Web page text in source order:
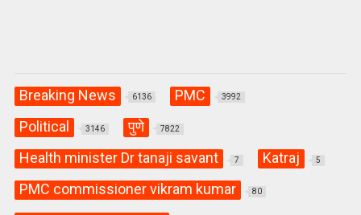
Breaking News 6136 PMC 3992
Political 3146 पुणे 7822
Health minister Dr tanaji savant 7 Katraj 5
PMC commissioner vikram kumar 80